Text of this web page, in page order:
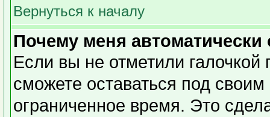
Вернуться к началу
Почему меня автоматически
Если вы не отметили галочкой
сможете оставаться под
ограниченное время. Это